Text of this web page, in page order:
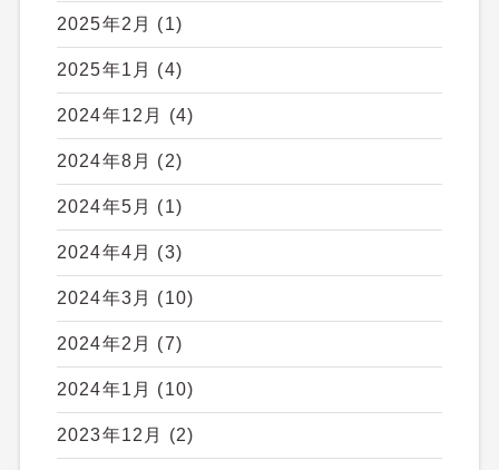
2025年2月 (1)
2025年1月 (4)
2024年12月 (4)
2024年8月 (2)
2024年5月 (1)
2024年4月 (3)
2024年3月 (10)
2024年2月 (7)
2024年1月 (10)
2023年12月 (2)